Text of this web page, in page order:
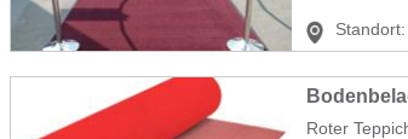
Standort:
Roter